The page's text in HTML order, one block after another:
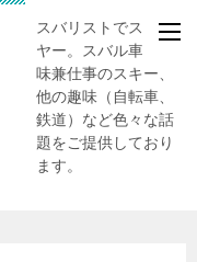
スバリストでスキー
ヤー。スバル車、趣
味兼仕事のスキー、
他の趣味（自転車、
鉄道）など色々な話
題をご提供しており
ます。